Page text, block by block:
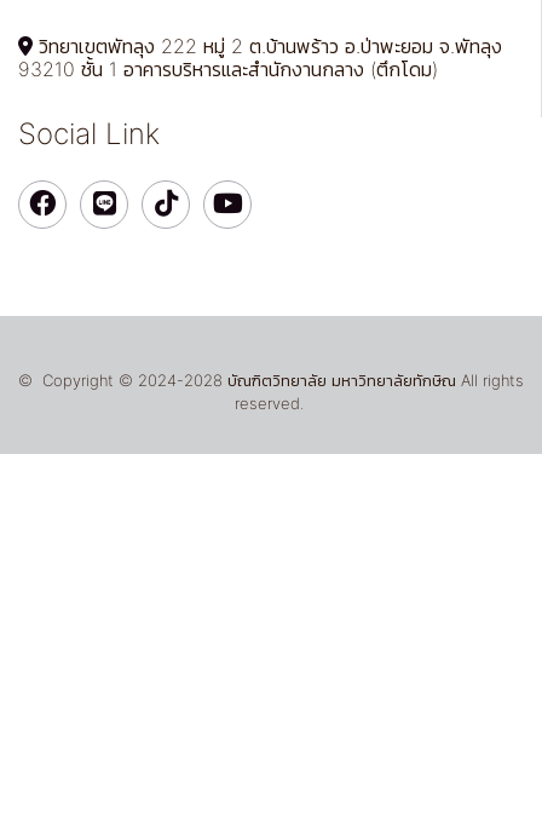
วิทยาเขตพัทลุง 222 หมู่ 2 ต.บ้านพร้าว อ.ป่าพะยอม จ.พัทลุง
93210 ชั้น 1 อาคารบริหารและสำนักงานกลาง (ตึกโดม)
Social Link
© Copyright © 2024-2028 บัณฑิตวิทยาลัย มหาวิทยาลัยทักษิณ All rights
reserved.